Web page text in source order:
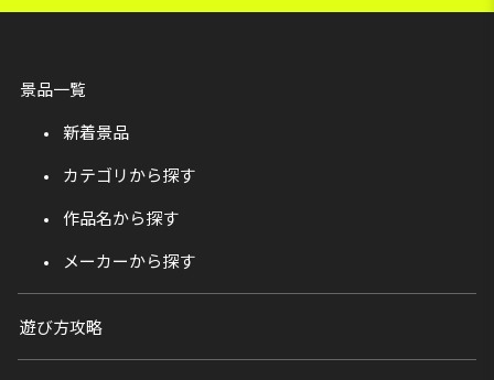
景品一覧
新着景品
カテゴリから探す
作品名から探す
メーカーから探す
遊び方攻略